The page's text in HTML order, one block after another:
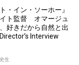
・イン・ソーホー』
ト監督 オマージュ
好きだから自然と出
Interview
生